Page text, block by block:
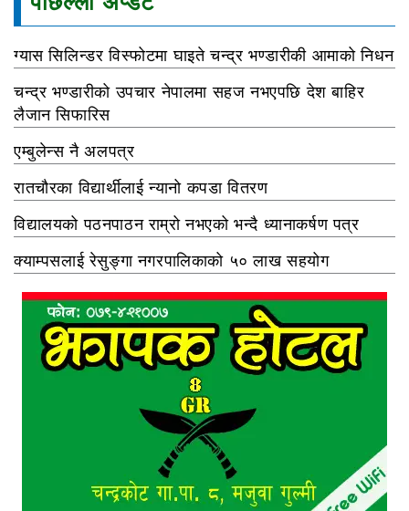
ग्यास सिलिन्डर विस्फोटमा घाइते चन्द्र भण्डारीकी आमाको निधन
चन्द्र भण्डारीको उपचार नेपालमा सहज नभएपछि देश बाहिर
लैजान सिफारिस
एम्बुलेन्स नै अलपत्र
रातचौरका विद्यार्थीलाई न्यानो कपडा वितरण
विद्यालयको पठनपाठन राम्रो नभएको भन्दै ध्यानाकर्षण पत्र
क्याम्पसलाई रेसुङ्गा नगरपालिकाको ५० लाख सहयोग